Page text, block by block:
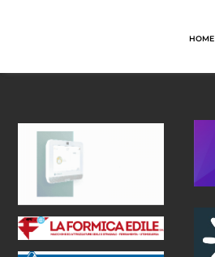
HOME